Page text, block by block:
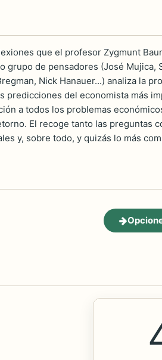
que el profesor Zygmunt
grupo de pensadores (José
Nick Hanauer...) analiza la
predicciones del economista más
a todos los problemas
El recoge tanto las preguntas
y, sobre todo, y quizás lo más